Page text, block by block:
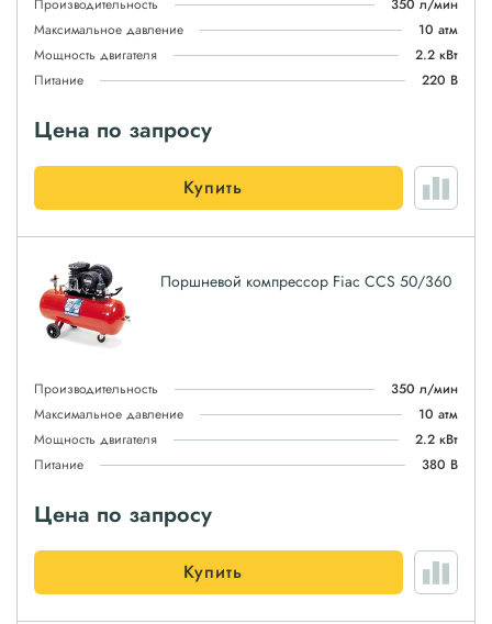
Производительность
350 л/мин
Максимальное давление
10 атм
Мощность двигателя
2.2 кВт
Питание
220 В
Цена по запросу
Купить
Поршневой компрессор Fiac CCS 50/360
Производительность
350 л/мин
Максимальное давление
10 атм
Мощность двигателя
2.2 кВт
Питание
380 В
Цена по запросу
Купить